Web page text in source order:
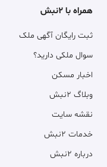
همراه با ۲نبش
ثبت رایگان آگهی ملک
سوال ملکی دارید؟
اخبار مسکن
وبلاگ ۲نبش
نقشه سایت
خدمات ۲نبش
درباره ۲نبش